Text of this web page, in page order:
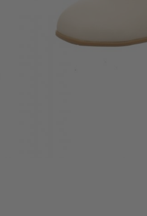
Pflege und Leisten -
Sneaker Komfort